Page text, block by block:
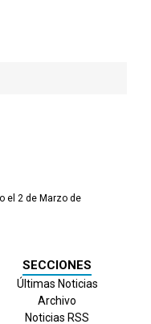
el 2 de Marzo de
SECCIONES
Últimas Noticias
Archivo
Noticias RSS